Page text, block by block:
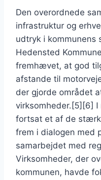
Den overordnede
infrastruktur og
udtryk i kommunens
Hedensted
fremhævet, at god
afstande til
der gjorde området
virksomheder.[5][6]
fortsat et af de
frem i dialogen med
samarbejdet med
Virksomheder, der
kommunen, havde